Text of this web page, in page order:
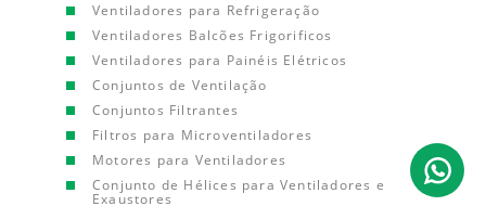
Ventiladores para Refrigeração
Ventiladores Balcões Frigorificos
Ventiladores para Painéis Elétricos
Conjuntos de Ventilação
Conjuntos Filtrantes
Filtros para Microventiladores
Motores para Ventiladores
Conjunto de Hélices para Ventiladores e
Exaustores